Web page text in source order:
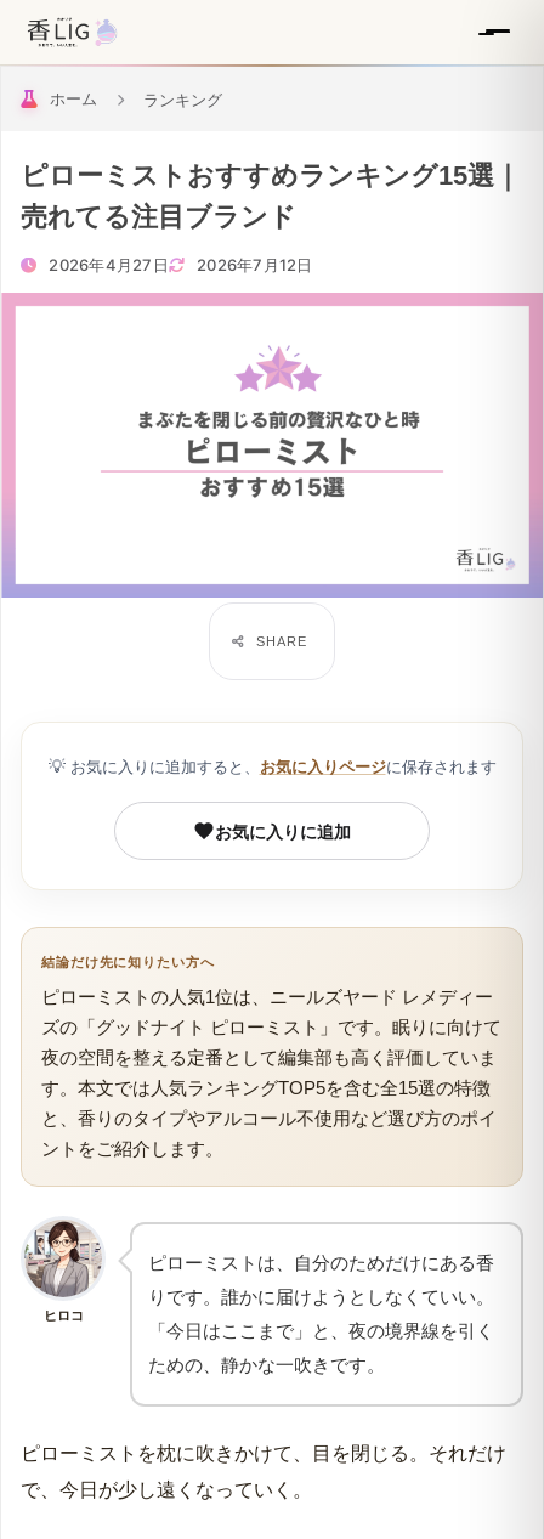
ホーム ランキング
ピローミストおすすめランキング15選｜
売れてる注目ブランド
2026年4月27日 2026年7月12日
💡 お気に入りに追加すると、 お気に入りページに保存されます
お気に入りに追加
結論だけ先に知りたい方へ
ピローミストの人気1位は、ニールズヤード レメディー
ズの「グッドナイト ピローミスト」です。眠りに向けて
夜の空間を整える定番として編集部も高く評価していま
す。本文では人気ランキングTOP5を含む全15選の特徴
と、香りのタイプやアルコール不使用など選び方のポイ
ントをご紹介します。
ヒロコ
ピローミストは、自分のためだけにある香
りです。誰かに届けようとしなくていい。
「今日はここまで」と、夜の境界線を引く
ための、静かな一吹きです。
ピローミストを枕に吹きかけて、目を閉じる。それだけ
で、今日が少し遠くなっていく。